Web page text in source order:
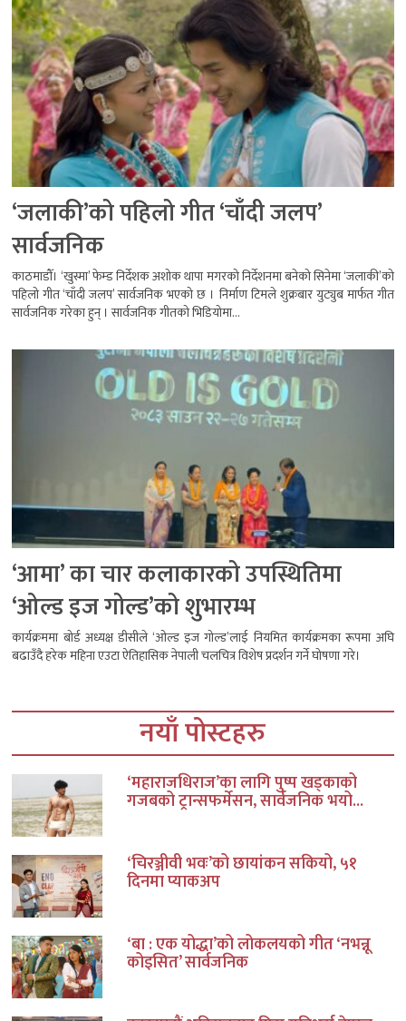
‘जलाकी’को पहिलो गीत ‘चाँदी जलप’
सार्वजनिक
काठमाडौँ। ‘खुस्मा’ फेम्ड निर्देशक अशोक थापा मगरको निर्देशनमा बनेको सिनेमा ‘जलाकी’को
पहिलो गीत ‘चाँदी जलप’ सार्वजनिक भएको छ । निर्माण टिमले शुक्रबार युट्युब मार्फत गीत
सार्वजनिक गरेका हुन् । सार्वजनिक गीतको भिडियोमा...
‘आमा’ का चार कलाकारको उपस्थितिमा
‘ओल्ड इज गोल्ड’को शुभारम्भ
कार्यक्रममा बोर्ड अध्यक्ष डीसीले ‘ओल्ड इज गोल्ड’लाई नियमित कार्यक्रमका रूपमा अघि
बढाउँदै हरेक महिना एउटा ऐतिहासिक नेपाली चलचित्र विशेष प्रदर्शन गर्ने घोषणा गरे।
नयाँ पोस्टहरु
‘महाराजधिराज’का लागि पुष्प खड्काको
गजबको ट्रान्सफर्मेसन, सार्वजनिक भयो...
‘चिरञ्जीवी भवः’को छायांकन सकियो, ५१
दिनमा प्याकअप
‘बा : एक योद्धा’को लोकलयको गीत ‘नभन्नू
कोइसित’ सार्वजनिक